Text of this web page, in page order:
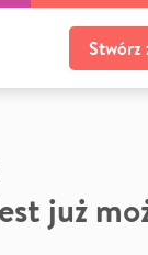
Stwórz
już